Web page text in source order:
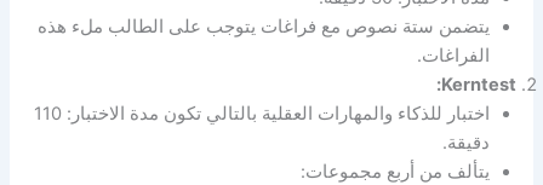
يتضمن ستة نصوص مع فراغات يتوجب على الطالب ملء هذه
الفراغات.
Kerntest:
اختبار للذكاء والمهارات العقلية بالتالي تكون مدة الاختبار: 110
دقيقة.
يتألف من أربع مجموعات: